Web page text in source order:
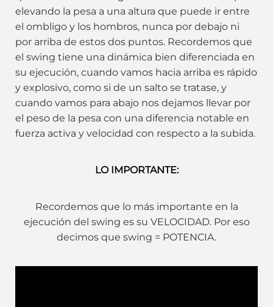
elevando la pesa a una altura que puede ir entre
el ombligo y los hombros, nunca por debajo ni
por arriba de estos dos puntos. Recordemos que
el swing tiene una dinámica bien diferenciada en
su ejecución, cuando vamos hacia arriba es rápido
y explosivo, como si de un salto se tratase, y
cuando vamos para abajo nos dejamos llevar por
el peso de la pesa con una diferencia notable en
fuerza activa y velocidad con respecto a la subida.
LO IMPORTANTE:
Recordemos que lo más importante en la
ejecución del swing es su VELOCIDAD. Por eso
decimos que swing = POTENCIA.